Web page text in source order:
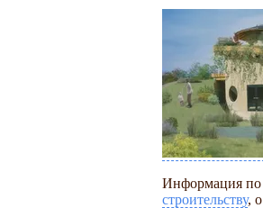
Информация по
строительству, о